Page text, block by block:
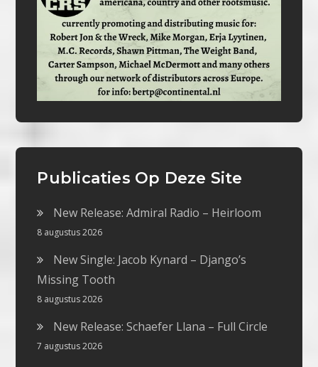
Publicaties Op Deze Site
New Release: Admiral Radio – Heirloom
8 augustus 2026
New Single: Jacob Kynard – Django’s
Missing Tooth
8 augustus 2026
New Release: Schaefer Llana – Full Circle
7 augustus 2026